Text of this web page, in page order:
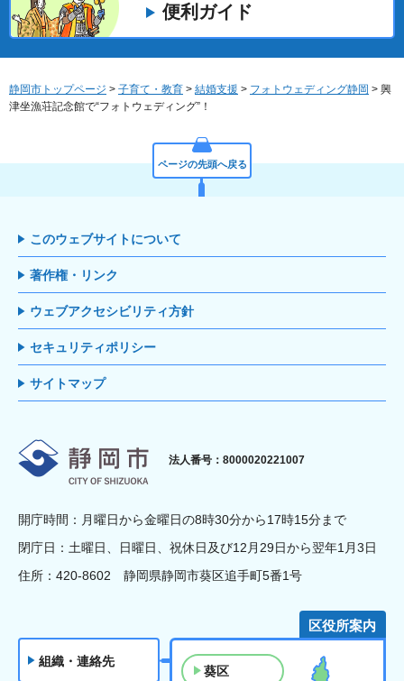
便利ガイド
静岡市トップページ > 子育て・教育 > 結婚支援 > フォトウェディング静岡 > 興
津坐漁荘記念館で“フォトウェディング”！
ページの先頭へ戻る
このウェブサイトについて
著作権・リンク
ウェブアクセシビリティ方針
セキュリティポリシー
サイトマップ
静岡市
法人番号：8000020221007
開庁時間：月曜日から金曜日の8時30分から17時15分まで
閉庁日：土曜日、日曜日、祝休日及び12月29日から翌年1月3日
住所：420-8602 静岡県静岡市葵区追手町5番1号
組織・連絡先
区役所案内
葵区